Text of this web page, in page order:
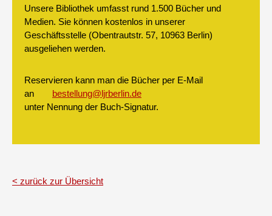
Unsere Bibliothek umfasst rund 1.500 Bücher und
Medien. Sie können kostenlos in unserer
Geschäftsstelle (Obentrautstr. 57, 10963 Berlin)
ausgeliehen werden.
Reservieren kann man die Bücher per E-Mail
an
bestellung@ljrberlin.de
unter Nennung der Buch-Signatur.
zurück zur Übersicht